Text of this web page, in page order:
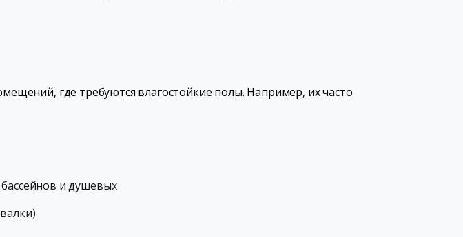
где требуются влагостойкие полы. Например, их часто
и душевых